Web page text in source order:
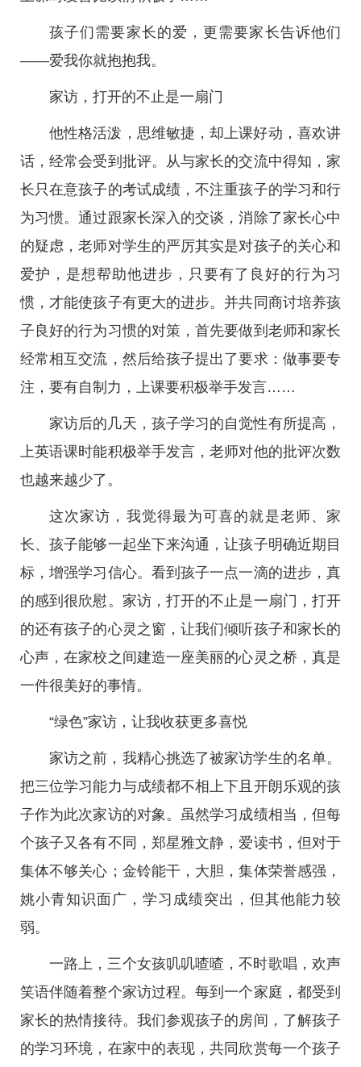
孩子们需要家长的爱，更需要家长告诉他们
——爱我你就抱抱我。
家访，打开的不止是一扇门
他性格活泼，思维敏捷，却上课好动，喜欢讲
话，经常会受到批评。从与家长的交流中得知，家
长只在意孩子的考试成绩，不注重孩子的学习和行
为习惯。通过跟家长深入的交谈，消除了家长心中
的疑虑，老师对学生的严厉其实是对孩子的关心和
爱护，是想帮助他进步，只要有了良好的行为习
惯，才能使孩子有更大的进步。并共同商讨培养孩
子良好的行为习惯的对策，首先要做到老师和家长
经常相互交流，然后给孩子提出了要求：做事要专
注，要有自制力，上课要积极举手发言……
家访后的几天，孩子学习的自觉性有所提高，
上英语课时能积极举手发言，老师对他的批评次数
也越来越少了。
这次家访，我觉得最为可喜的就是老师、家
长、孩子能够一起坐下来沟通，让孩子明确近期目
标，增强学习信心。看到孩子一点一滴的进步，真
的感到很欣慰。家访，打开的不止是一扇门，打开
的还有孩子的心灵之窗，让我们倾听孩子和家长的
心声，在家校之间建造一座美丽的心灵之桥，真是
一件很美好的事情。
“绿色”家访，让我收获更多喜悦
家访之前，我精心挑选了被家访学生的名单。
把三位学习能力与成绩都不相上下且开朗乐观的孩
子作为此次家访的对象。虽然学习成绩相当，但每
个孩子又各有不同，郑星雅文静，爱读书，但对于
集体不够关心；金铃能干，大胆，集体荣誉感强，
姚小青知识面广，学习成绩突出，但其他能力较
弱。
一路上，三个女孩叽叽喳喳，不时歌唱，欢声
笑语伴随着整个家访过程。每到一个家庭，都受到
家长的热情接待。我们参观孩子的房间，了解孩子
的学习环境，在家中的表现，共同欣赏每一个孩子